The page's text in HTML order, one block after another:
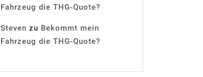
Fahrzeug die THG-Quote?
Steven zu Bekommt mein
Fahrzeug die THG-Quote?